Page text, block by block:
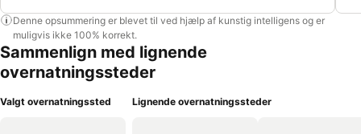
Denne opsummering er blevet til ved hjælp af kunstig intelligens og er
muligvis ikke 100% korrekt.
Sammenlign med lignende
overnatningssteder
Valgt overnatningssted Lignende overnatningssteder